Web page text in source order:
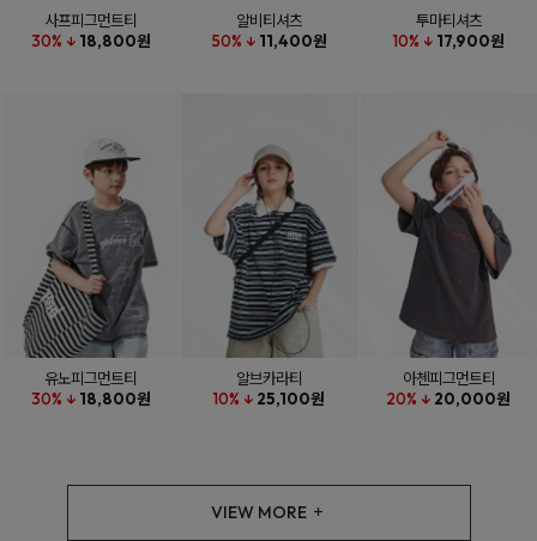
사프피그먼트티
30% ↓ 18,800원
알비티셔츠
50% ↓ 11,400원
투마티셔츠
10% ↓ 17,900원
유노피그먼트티
30% ↓ 18,800원
알브카라티
10% ↓ 25,100원
아첸피그먼트티
20% ↓ 20,000원
VIEW MORE